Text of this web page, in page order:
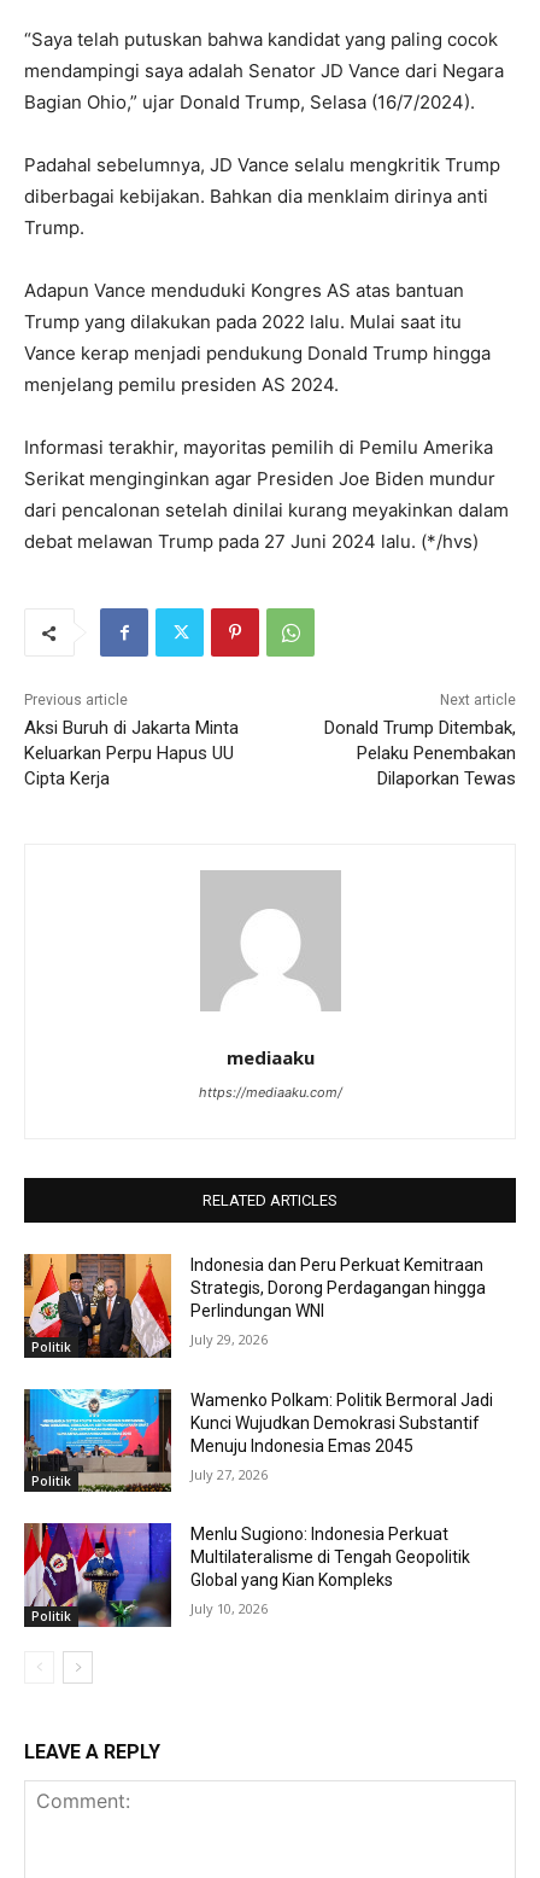
“Saya telah putuskan bahwa kandidat yang paling cocok
mendampingi saya adalah Senator JD Vance dari Negara
Bagian Ohio,” ujar Donald Trump, Selasa (16/7/2024).
Padahal sebelumnya, JD Vance selalu mengkritik Trump
diberbagai kebijakan. Bahkan dia menklaim dirinya anti
Trump.
Adapun Vance menduduki Kongres AS atas bantuan
Trump yang dilakukan pada 2022 lalu. Mulai saat itu
Vance kerap menjadi pendukung Donald Trump hingga
menjelang pemilu presiden AS 2024.
Informasi terakhir, mayoritas pemilih di Pemilu Amerika
Serikat menginginkan agar Presiden Joe Biden mundur
dari pencalonan setelah dinilai kurang meyakinkan dalam
debat melawan Trump pada 27 Juni 2024 lalu. (*/hvs)
Previous article
Aksi Buruh di Jakarta Minta
Keluarkan Perpu Hapus UU
Cipta Kerja
Next article
Donald Trump Ditembak,
Pelaku Penembakan
Dilaporkan Tewas
mediaaku
https://mediaaku.com/
RELATED ARTICLES
Politik
Indonesia dan Peru Perkuat Kemitraan
Strategis, Dorong Perdagangan hingga
Perlindungan WNI
July 29, 2026
Politik
Wamenko Polkam: Politik Bermoral Jadi
Kunci Wujudkan Demokrasi Substantif
Menuju Indonesia Emas 2045
July 27, 2026
Politik
Menlu Sugiono: Indonesia Perkuat
Multilateralisme di Tengah Geopolitik
Global yang Kian Kompleks
July 10, 2026
LEAVE A REPLY